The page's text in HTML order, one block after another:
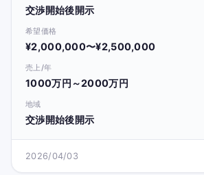
交渉開始後開示
希望価格
¥2,000,000〜¥2,500,000
売上/年
1000万円～2000万円
地域
交渉開始後開示
2026/04/03